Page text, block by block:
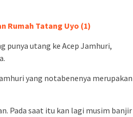
Rumah Tatang Uyo (1)
punya utang ke Acep Jamhuri,
yang notabenenya merupakan
Pada saat itu kan lagi musim banjir